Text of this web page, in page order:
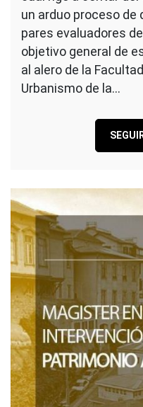
un arduo proceso de
pares evaluadores
objetivo general de
al alero de la
Urbanismo de la…